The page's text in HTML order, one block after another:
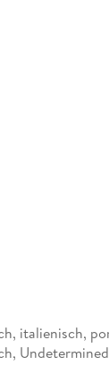
italienisch,
Undetermined